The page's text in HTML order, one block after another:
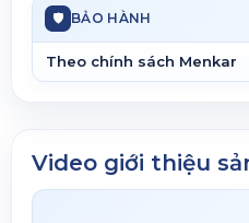
🛡 BẢO HÀNH
Theo chính sách Menkar
Video giới thiệu